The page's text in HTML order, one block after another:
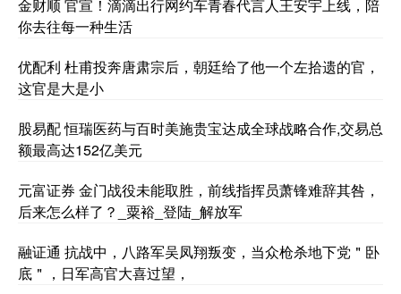
金财顺 官宣！滴滴出行网约车青春代言人王安宇上线，陪
你去往每一种生活
优配利 杜甫投奔唐肃宗后，朝廷给了他一个左拾遗的官，
这官是大是小
股易配 恒瑞医药与百时美施贵宝达成全球战略合作,交易总
额最高达152亿美元
元富证券 金门战役未能取胜，前线指挥员萧锋难辞其咎，
后来怎么样了？_粟裕_登陆_解放军
融证通 抗战中，八路军吴凤翔叛变，当众枪杀地下党＂卧
底＂，日军高官大喜过望，